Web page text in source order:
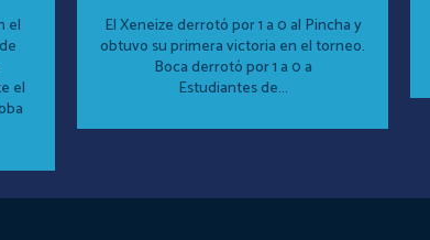
el
El Xeneize derrotó por 1 a 0 al Pincha y
obtuvo su primera victoria en el torneo.
Boca derrotó por 1 a 0 a
Estudiantes de...